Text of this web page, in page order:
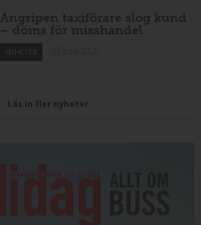
Angripen taxiförare slog kund
– döms för misshandel
NYHETER
Läs in fler nyheter